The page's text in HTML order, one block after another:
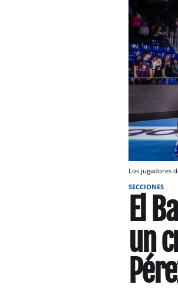
Los jugadores
SECCIONES
El
un